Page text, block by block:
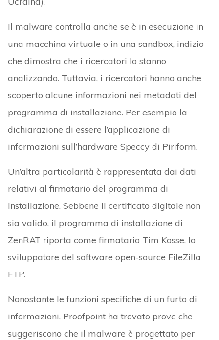
Il malware controlla anche se è in esecuzione in
una macchina virtuale o in una sandbox, indizio
che dimostra che i ricercatori lo stanno
analizzando. Tuttavia, i ricercatori hanno anche
scoperto alcune informazioni nei metadati del
programma di installazione. Per esempio la
dichiarazione di essere l’applicazione di
informazioni sull’hardware Speccy di Piriform.
Un’altra particolarità è rappresentata dai dati
relativi al firmatario del programma di
installazione. Sebbene il certificato digitale non
sia valido, il programma di installazione di
ZenRAT riporta come firmatario Tim Kosse, lo
sviluppatore del software open-source FileZilla
FTP.
Nonostante le funzioni specifiche di un furto di
informazioni, Proofpoint ha trovato prove che
suggeriscono che il malware è progettato per